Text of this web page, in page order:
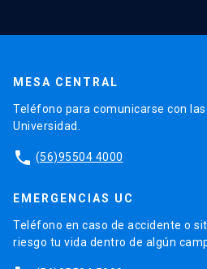
MESA CENTRAL
Teléfono para comunicarse con
Universidad.
phone (56)95504 4000
EMERGENCIAS UC
Teléfono en caso de accidente o
riesgo tu vida dentro de algún